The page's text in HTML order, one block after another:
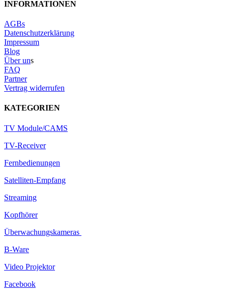
INFORMATIONEN
AGBs
Datenschutzerklärung
Impressum
Blog
Über uns
FAQ
Partner
Vertrag widerrufen
KATEGORIEN
TV Module/CAMS
TV-Receiver
Fernbedienungen
Satelliten-Empfang
Streaming
Kopfhörer
Überwachungskameras
B-Ware
Video Projektor
Facebook